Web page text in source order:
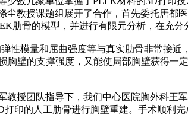
尘教授课题组展开了合作，首先委托唐
肋骨的模型，并进行有限元分析，在充
性模量和屈曲强度等与真实肋骨非常接
胸壁的支撑强度，又能使局部胸壁获得
教授团队指导下，我们中心医院胸外科
印的人工肋骨进行胸壁重建。手术顺利完